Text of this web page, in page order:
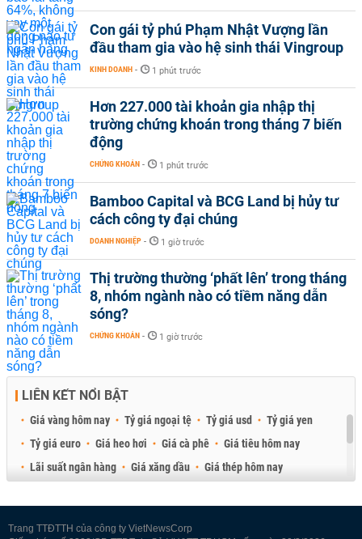
Con gái tỷ phú Phạm Nhật Vượng lần
đầu tham gia vào hệ sinh thái Vingroup
KINH DOANH - 1 phút trước
Hơn 227.000 tài khoản gia nhập thị
trường chứng khoán trong tháng 7 biến
động
CHỨNG KHOÁN - 1 phút trước
Bamboo Capital và BCG Land bị hủy tư
cách công ty đại chúng
DOANH NGHIỆP - 1 giờ trước
Thị trường thường ‘phất lên’ trong tháng
8, nhóm ngành nào có tiềm năng dẫn
sóng?
CHỨNG KHOÁN - 1 giờ trước
LIÊN KẾT NỔI BẬT
Giá vàng hôm nay Tỷ giá ngoại tệ Tỷ giá usd
Tỷ giá yen
Tỷ giá euro
Giá heo hơi Giá cà phê
Giá tiêu hôm nay
Lãi suất ngân hàng
Giá xăng dầu
Giá thép hôm nay
Trang TTĐTTH của công ty VietNewsCorp